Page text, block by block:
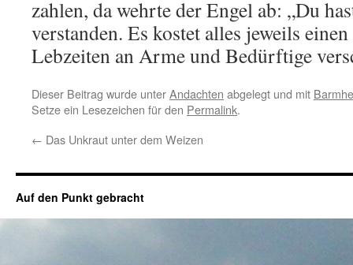
zahlen, da wehrte der Engel ab: „Du
verstanden. Es kostet alles jeweils
Lebzeiten an Arme und Bedürftige
Dieser Beitrag wurde unterAndachten abgelegt und mit
Setze ein Lesezeichen für den Permalink.
← Das Unkraut unter dem Weizen
Auf den Punkt gebracht